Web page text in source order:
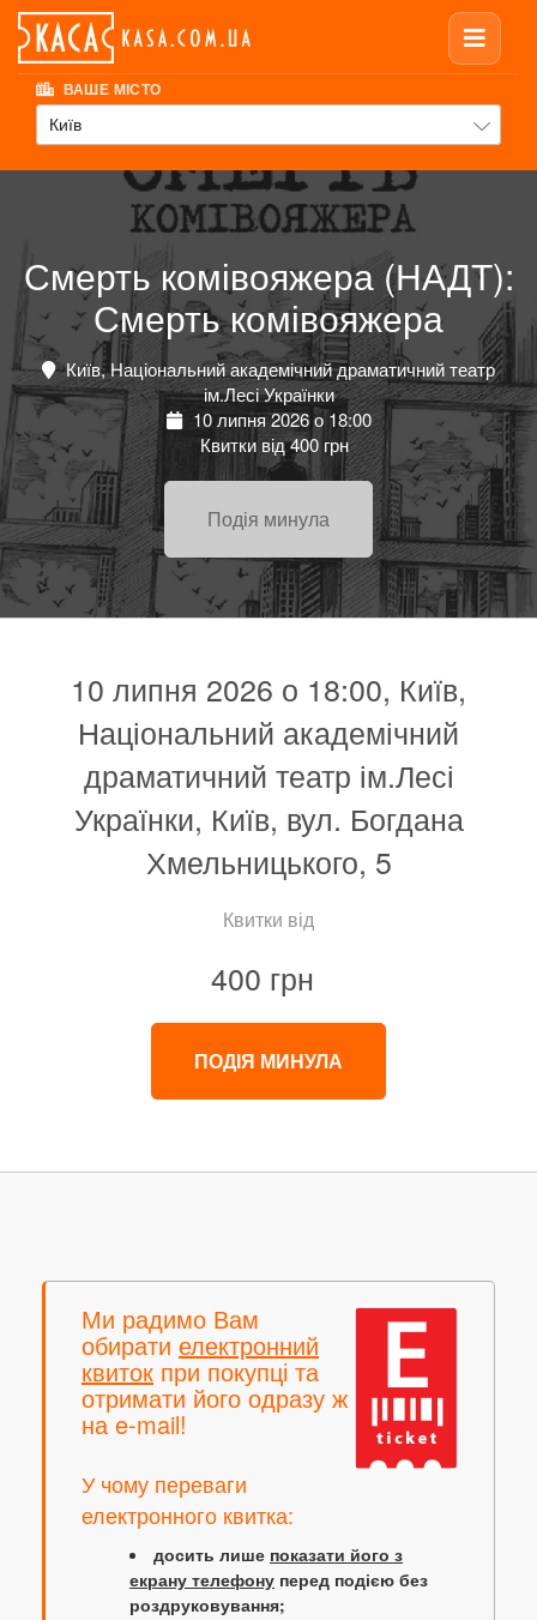
ВАШЕ МІСТО
Київ
Смерть комівояжера (НАДТ):
Смерть комівояжера
Київ, Національний академічний драматичний театр
ім.Лесі Українки
10 липня 2026 о 18:00
Квитки від 400 грн
Подія минула
10 липня 2026 о 18:00, Київ,
Національний академічний
драматичний театр ім.Лесі
Українки, Київ, вул. Богдана
Хмельницького, 5
Квитки від
400 грн
ПОДІЯ МИНУЛА
Ми радимо Вам
обирати електронний
квиток при покупці та
отримати його одразу ж
на e-mail!
У чому переваги
електронного квитка:
досить лише показати його з
екрану телефону перед подією без
роздруковування;